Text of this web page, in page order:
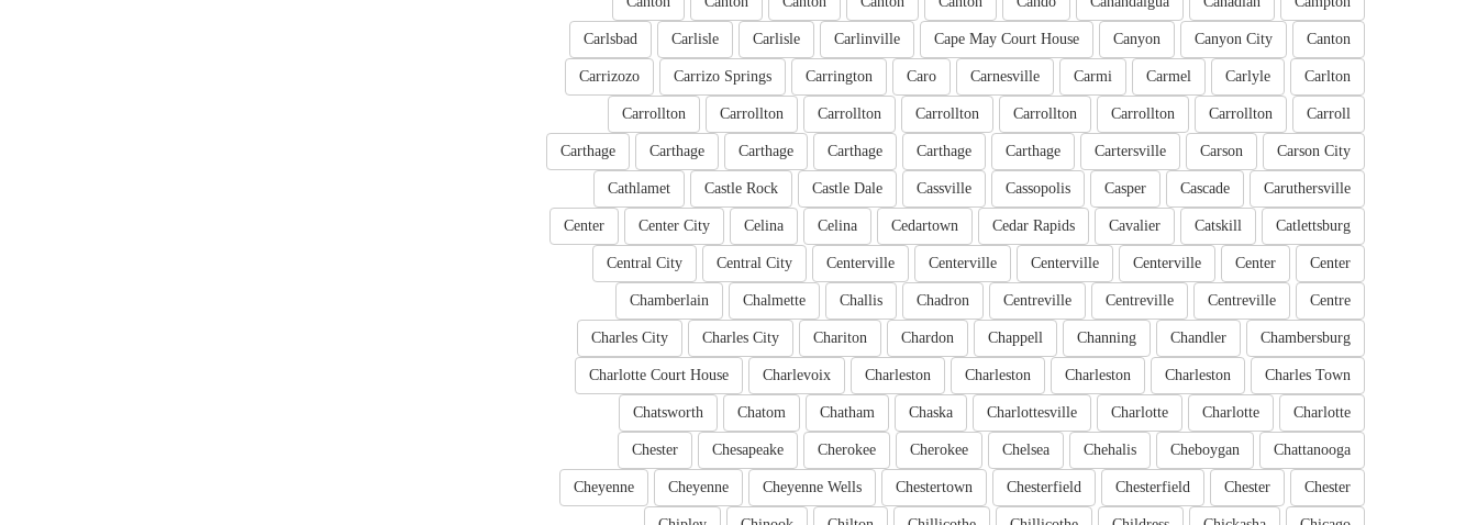
Canton
Canyon City
Canyon
Cape May Court House
Carlinville
Carlisle
Carlisle
Carlsbad
Carlton
Carlyle
Carmel
Carmi
Carnesville
Caro
Carrington
Carrizo Springs
Carrizozo
Carroll
Carrollton
Carrollton
Carrollton
Carrollton
Carrollton
Carrollton
Carrollton
Carson City
Carson
Cartersville
Carthage
Carthage
Carthage
Carthage
Carthage
Carthage
Caruthersville
Cascade
Casper
Cassopolis
Cassville
Castle Dale
Castle Rock
Cathlamet
Catlettsburg
Catskill
Cavalier
Cedar Rapids
Cedartown
Celina
Celina
Center City
Center
Center
Center
Centerville
Centerville
Centerville
Centerville
Central City
Central City
Centre
Centreville
Centreville
Centreville
Chadron
Challis
Chalmette
Chamberlain
Chambersburg
Chandler
Channing
Chappell
Chardon
Chariton
Charles City
Charles City
Charles Town
Charleston
Charleston
Charleston
Charleston
Charlevoix
Charlotte Court House
Charlotte
Charlotte
Charlotte
Charlottesville
Chaska
Chatham
Chatom
Chatsworth
Chattanooga
Cheboygan
Chehalis
Chelsea
Cherokee
Cherokee
Chesapeake
Chester
Chester
Chester
Chesterfield
Chesterfield
Chestertown
Cheyenne Wells
Cheyenne
Cheyenne